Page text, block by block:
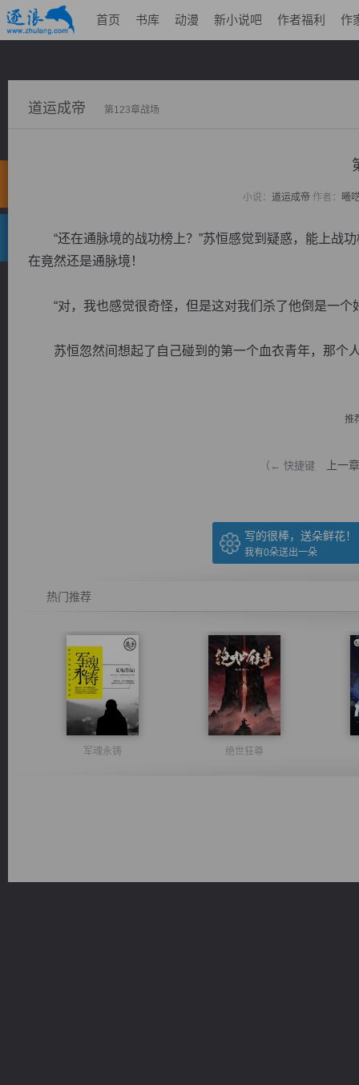
首页 书库 动漫 新小说吧 作者福利 作
道运成帝 第123章战场
小说： 道运成帝 作者： 曦
“还在通脉境的战功榜上？”苏恒感觉到疑惑，能上战
在竟然还是通脉境！
“对，我也感觉很奇怪，但是这对我们杀了他倒是一个
苏恒忽然间想起了自己碰到的第一个血衣青年，那个
推
（← 快捷键 上一章
写的很棒，送朵鲜花！
我有0朵送出一朵
热门推荐
军魂永铸 绝世狂尊